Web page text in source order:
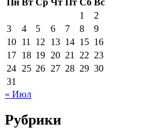
1
2
3
4 5 6 7 8
9
10 11 12 13 14 15 16
17 18 19 20 21 22 23
24 25 26 27 28 29 30
31
« Июл
Рубрики